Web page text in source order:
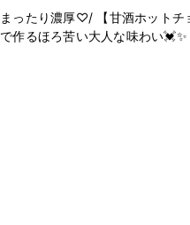
まったり濃厚♡/ 【甘酒ホットチ
で作るほろ苦い大人な味わい💓✨